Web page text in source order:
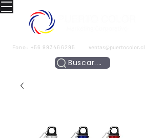
Fono: +56 993466295 ventas@puertocolor.cl
Buscar....